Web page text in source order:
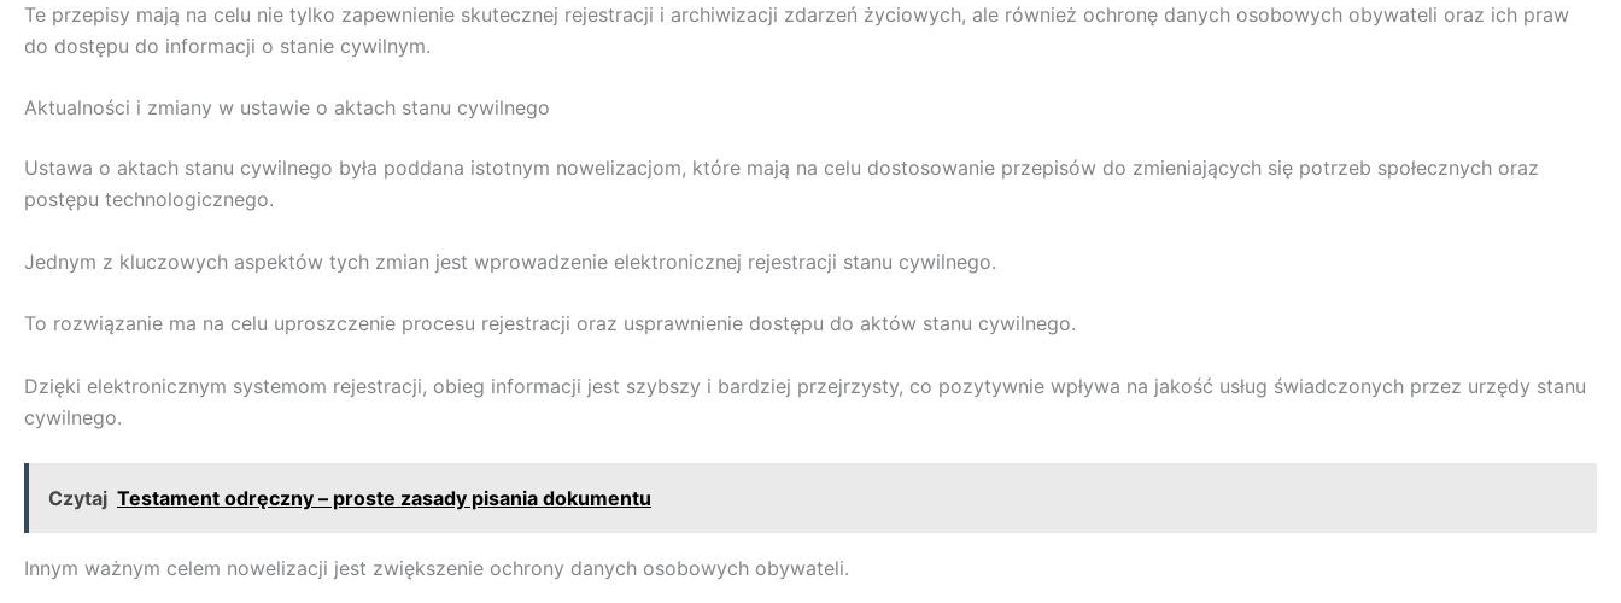
Te przepisy mają na celu nie tylko zapewnienie skutecznej rejestracji i archiwizacji zdarzeń życiowych, ale również ochronę danych osobowych obywateli oraz ich praw
do dostępu do informacji o stanie cywilnym.
Aktualności i zmiany w ustawie o aktach stanu cywilnego
Ustawa o aktach stanu cywilnego była poddana istotnym nowelizacjom, które mają na celu dostosowanie przepisów do zmieniających się potrzeb społecznych oraz
postępu technologicznego.
Jednym z kluczowych aspektów tych zmian jest wprowadzenie elektronicznej rejestracji stanu cywilnego.
To rozwiązanie ma na celu uproszczenie procesu rejestracji oraz usprawnienie dostępu do aktów stanu cywilnego.
Dzięki elektronicznym systemom rejestracji, obieg informacji jest szybszy i bardziej przejrzysty, co pozytywnie wpływa na jakość usług świadczonych przez urzędy stanu
cywilnego.
Czytaj Testament odręczny – proste zasady pisania dokumentu
Innym ważnym celem nowelizacji jest zwiększenie ochrony danych osobowych obywateli.